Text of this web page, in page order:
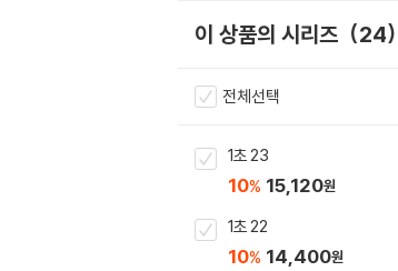
이 상품의 시리즈 24
전체선택
1초 23
10% 15,120원
1초 22
10% 14,400원